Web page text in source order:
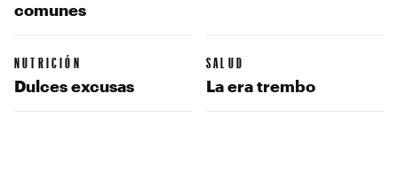
comunes
NUTRICIÓN
Dulces excusas
SALUD
La era trembo